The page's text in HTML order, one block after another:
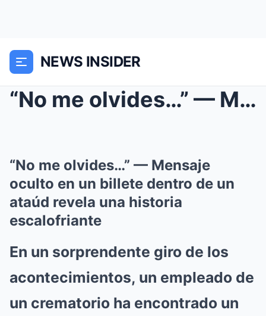
NEWS INSIDER
“No me olvides…” — Mensaje oculto en un billete de...
“No me olvides…” — Mensaje
oculto en un billete dentro de un
ataúd revela una historia
escalofriante
En un sorprendente giro de los
acontecimientos, un empleado de
un crematorio ha encontrado un